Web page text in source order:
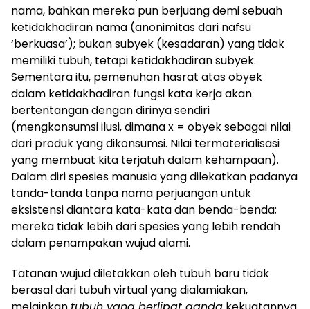
nama, bahkan mereka pun berjuang demi sebuah
ketidakhadiran nama (anonimitas dari nafsu
‘berkuasa’); bukan subyek (kesadaran) yang tidak
memiliki tubuh, tetapi ketidakhadiran subyek.
Sementara itu, pemenuhan hasrat atas obyek
dalam ketidakhadiran fungsi kata kerja akan
bertentangan dengan dirinya sendiri
(mengkonsumsi ilusi, dimana x = obyek sebagai nilai
dari produk yang dikonsumsi. Nilai termaterialisasi
yang membuat kita terjatuh dalam kehampaan).
Dalam diri spesies manusia yang dilekatkan padanya
tanda-tanda tanpa nama perjuangan untuk
eksistensi diantara kata-kata dan benda-benda;
mereka tidak lebih dari spesies yang lebih rendah
dalam penampakan wujud alami.
Tatanan wujud diletakkan oleh tubuh baru tidak
berasal dari tubuh virtual yang dialamiakan,